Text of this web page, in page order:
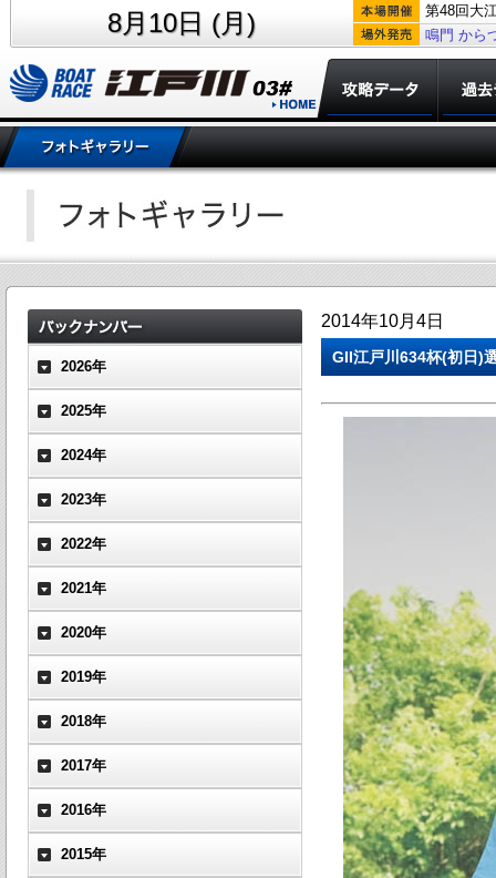
8月10日 (月)
第48回大
鳴門 から
2026年
2025年
2024年
2023年
2022年
2021年
2020年
2019年
2018年
2017年
2016年
2015年
2014年10月4日
GII江戸川634杯(初日)